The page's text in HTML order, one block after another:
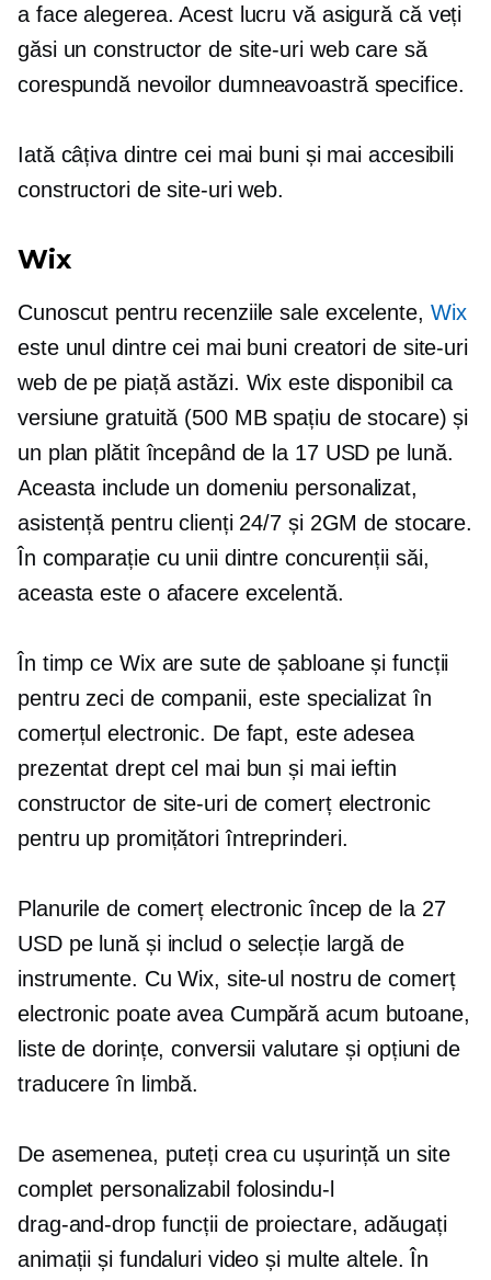
a face alegerea. Acest lucru vă asigură că veți
găsi un constructor de site-uri web care să
corespundă nevoilor dumneavoastră specifice.
Iată câțiva dintre cei mai buni și mai accesibili
constructori de site-uri web.
Wix
Cunoscut pentru recenziile sale excelente, Wix
este unul dintre cei mai buni creatori de site-uri
web de pe piață astăzi. Wix este disponibil ca
versiune gratuită (500 MB spațiu de stocare) și
un plan plătit începând de la 17 USD pe lună.
Aceasta include un domeniu personalizat,
asistență pentru clienți 24/7 și 2GM de stocare.
În comparație cu unii dintre concurenții săi,
aceasta este o afacere excelentă.
În timp ce Wix are sute de șabloane și funcții
pentru zeci de companii, este specializat în
comerțul electronic. De fapt, este adesea
prezentat drept cel mai bun și mai ieftin
constructor de site-uri de comerț electronic
pentru up promițătoriîntreprinderi.
Planurile de comerț electronic încep de la 27
USD pe lună și includ o selecție largă de
instrumente. Cu Wix, site-ul nostru de comerț
electronic poate avea Cumpără acum butoane,
liste de dorințe, conversii valutare și opțiuni de
traducere în limbă.
De asemenea, puteți crea cu ușurință un site
complet personalizabil folosindu-l
drag-and-dropfuncții de proiectare, adăugați
animații și fundaluri video și multe altele. În